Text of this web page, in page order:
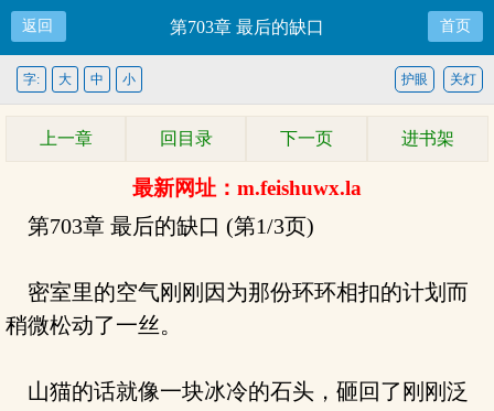
返回 第703章 最后的缺口 首页
关灯
护眼
字: 大 中 小
上一章 回目录 下一页 进书架
最新网址：m.feishuwx.la
第703章 最后的缺口 (第1/3页)
密室里的空气刚刚因为那份环环相扣的计划而
稍微松动了一丝。
山猫的话就像一块冰冷的石头，砸回了刚刚泛